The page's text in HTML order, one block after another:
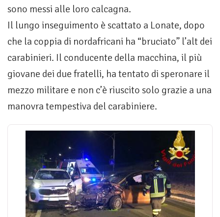
sono messi alle loro calcagna.
Il lungo inseguimento è scattato a Lonate, dopo
che la coppia di nordafricani ha “bruciato” l’alt dei
carabinieri. Il conducente della macchina, il più
giovane dei due fratelli, ha tentato di speronare il
mezzo militare e non c’è riuscito solo grazie a una
manovra tempestiva del carabiniere.